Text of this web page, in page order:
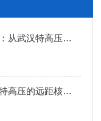
全自动电容电流测试仪哪个牌子好：从武汉特高压产品看技术应用
无线高压核相器哪个牌子好：武汉特高压的远距核相与复杂环境适应性